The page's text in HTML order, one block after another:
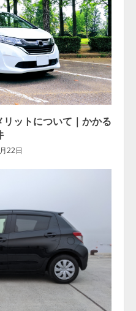
ットについて｜かかる
22日